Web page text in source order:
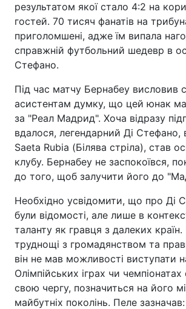
результатом якої стало 4:2 на
гостей. 70 тисяч фанатів на
приголомшені, адже їм випала
справжній футбольний шедевр в
Стефано.
Під час матчу Бернабеу висловив
асистентам думку, що цей юнак
за "Реал Мадрид". Хоча відразу
вдалося, легендарний Ді Стефано,
Saeta Rubia (Білява стріла), став
клубу. Бернабеу не заспокоївся,
до того, щоб залучити його до
Необхідно усвідомити, що про Ді
були відомості, але лише в
таланту як гравця з далеких
труднощі з громадянством та
він не мав можливості виступати
Олімпійських іграх чи чемпіонатах
свою чергу, позначиться на його
майбутніх поколінь. Пеле